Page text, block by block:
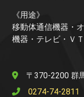
《用途》
移動体通信機器・
機器・テレビ・Ｖ
〒370-2200 群
0274-74-2811